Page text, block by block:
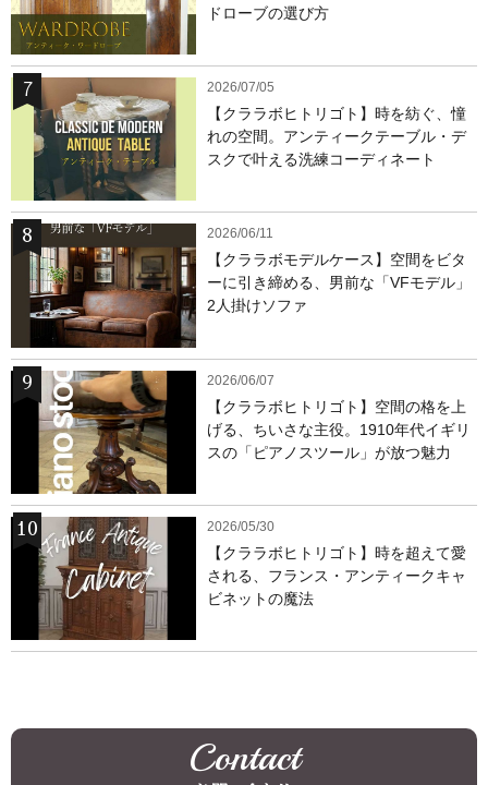
ドローブの選び方
2026/07/05
【クララボヒトリゴト】時を紡ぐ、憧
れの空間。アンティークテーブル・デ
スクで叶える洗練コーディネート
2026/06/11
【クララボモデルケース】空間をビタ
ーに引き締める、男前な「VFモデル」
2人掛けソファ
2026/06/07
【クララボヒトリゴト】空間の格を上
げる、ちいさな主役。1910年代イギリ
スの「ピアノスツール」が放つ魅力
2026/05/30
【クララボヒトリゴト】時を超えて愛
される、フランス・アンティークキャ
ビネットの魔法
Contact